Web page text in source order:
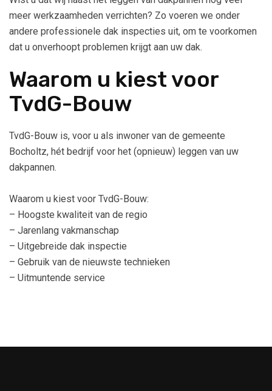
meer werkzaamheden verrichten? Zo voeren we onder
andere professionele dak inspecties uit, om te voorkomen
dat u onverhoopt problemen krijgt aan uw dak.
Waarom u kiest voor
TvdG-Bouw
TvdG-Bouw is, voor u als inwoner van de gemeente
Bocholtz, hét bedrijf voor het (opnieuw) leggen van uw
dakpannen.
Waarom u kiest voor TvdG-Bouw:
– Hoogste kwaliteit van de regio
– Jarenlang vakmanschap
– Uitgebreide dak inspectie
– Gebruik van de nieuwste technieken
– Uitmuntende service